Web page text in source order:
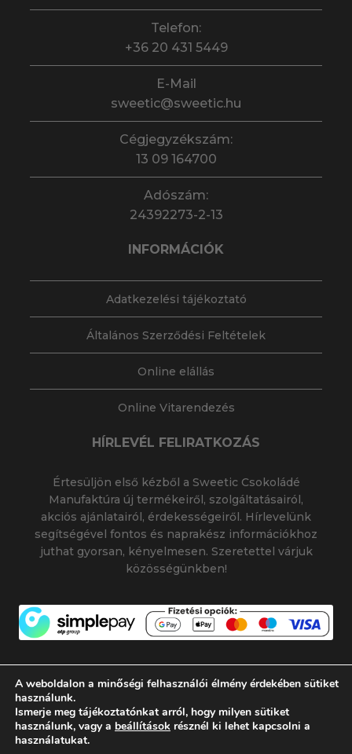
Telefon:
+36 20 431 5449
E-Mail
sweetic@sweetic.hu
Cégjegyzékszám:
13 09 164700
Adószám:
24392273-2-13
INFORMÁCIÓK
Adatkezelési tájékoztató
Általános Szerződési Feltételek
Online elállás
Online Vitarendezés
HÍRLEVÉL FELIRATKOZÁS
Értesüljön első kézből a Sweetic Csokoládé
Manufaktúra új termékeiről, szolgáltatásairól,
akciós ajánlatairól, érdekességeiről. Hírlevelünk
segítségével fontos és naprakész információkhoz
juthat gyorsan, kényelmesen. Szeretettel várjuk
közösségünkben!
© 2026 SWEETIC CSOKOLÁDÉ MANUFAKTÚRA
SWEETIC@SWEETIC.HU | |
A weboldalon a minőségi felhasználói élmény érdekében sütiket
használunk.
Ismerje meg tájékoztatónkat arról, hogy milyen sütiket
használunk, vagy a beállítások résznél ki lehet kapcsolni a
használatukat.